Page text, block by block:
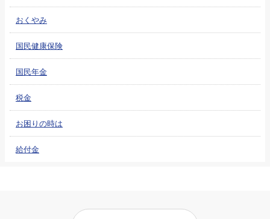
おくやみ
国民健康保険
国民年金
税金
お困りの時は
給付金